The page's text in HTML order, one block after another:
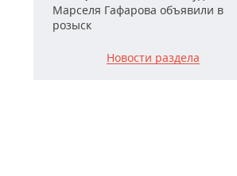
Марселя Гафарова объявили в
розыск
Новости раздела